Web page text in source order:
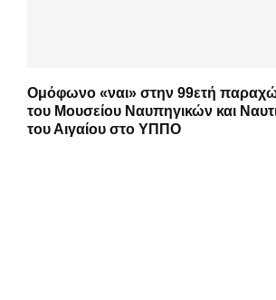
Ομόφωνο «ναι» στην 99ετή
του Μουσείου Ναυπηγικών και
του Αιγαίου στο ΥΠΠΟ